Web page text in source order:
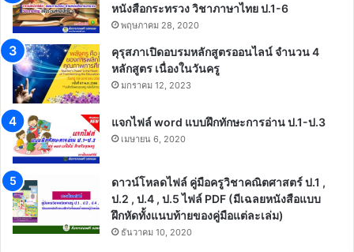
หนังสือกระทรวง วิชาภาษาไทย ป.1-6
พฤษภาคม 28, 2020
คุรุสภาเปิดอบรมหลักสูตรออนไลน์ จำนวน 4
หลักสูตร เนื่องในวันครู
มกราคม 12, 2023
แจกไฟล์ word แบบฝึกทักษะการอ่าน ป.1-ป.3
เมษายน 6, 2020
ดาวน์โหลดไฟล์ คู่มือครูวิชาคณิตศาสตร์ ป.1 ,
ป.2 , ป.4 , ป.5 ไฟล์ PDF (มีเฉลยหนังสือแบบ
ฝึกหัดทั้งแนบท้ายของคู่มือแต่ละเล่ม)
ธันวาคม 10, 2020